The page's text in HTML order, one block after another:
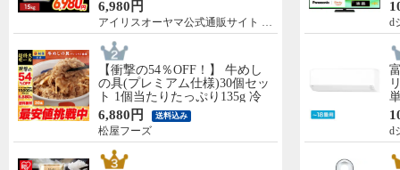
製法米 アイリスオーヤマ [食
品]
6,980円
アイリスオーヤマ公式通販サイト アイリスプラザ
【衝撃の54％OFF！】 牛めし
の具(プレミアム仕様)30個セッ
ト 1個当たりたっぷり135g 冷
凍食品 松屋牛丼 当店のイチオ
シ 非常食
6,880円 送料込み
松屋フーズ
d
d